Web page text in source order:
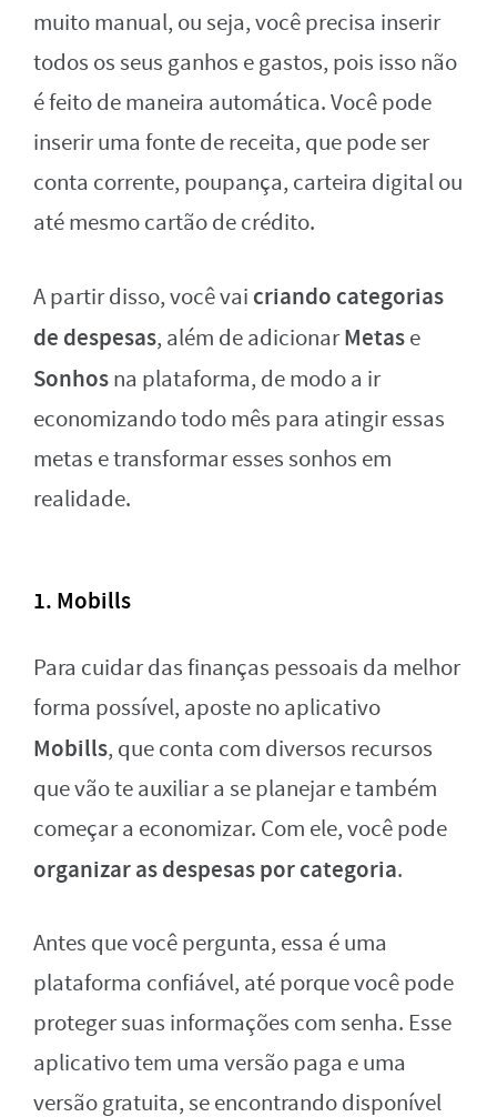
muito manual, ou seja, você precisa inserir
todos os seus ganhos e gastos, pois isso não
é feito de maneira automática. Você pode
inserir uma fonte de receita, que pode ser
conta corrente, poupança, carteira digital ou
até mesmo cartão de crédito.
A partir disso, você vai criando categorias
de despesas, além de adicionarMetase
Sonhosna plataforma, de modo a ir
economizando todo mês para atingir essas
metas e transformar esses sonhos em
realidade.
1. Mobills
Para cuidar das finanças pessoais da melhor
forma possível, aposte no aplicativo
Mobills, que conta com diversos recursos
que vão te auxiliar a se planejar e também
começar a economizar. Com ele, você pode
organizar as despesas por categoria.
Antes que você pergunta, essa é uma
plataforma confiável, até porque você pode
proteger suas informações com senha. Esse
aplicativo tem uma versão paga e uma
versão gratuita, se encontrando disponível